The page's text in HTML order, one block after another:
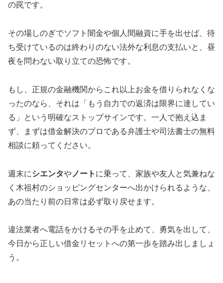
の罠です。
その場しのぎでソフト闇金や個人間融資に手を出せば、待
ち受けているのは終わりのない法外な利息の支払いと、昼
夜を問わない取り立ての恐怖です。
もし、正規の金融機関からこれ以上お金を借りられなくな
ったのなら、それは「もう自力での返済は限界に達してい
る」という明確なストップサインです。一人で抱え込ま
ず、まずは借金解決のプロである弁護士や司法書士の無料
相談に頼ってください。
週末にシエンタや ノート に乗って、家族や友人と気兼ねな
く木祖村のショッピングセンターへ出かけられるような、
あの当たり前の日常は必ず取り戻せます。
違法業者へ電話をかけるその手を止めて、勇気を出して、
今日から正しい借金リセットへの第一歩を踏み出しましょ
う。